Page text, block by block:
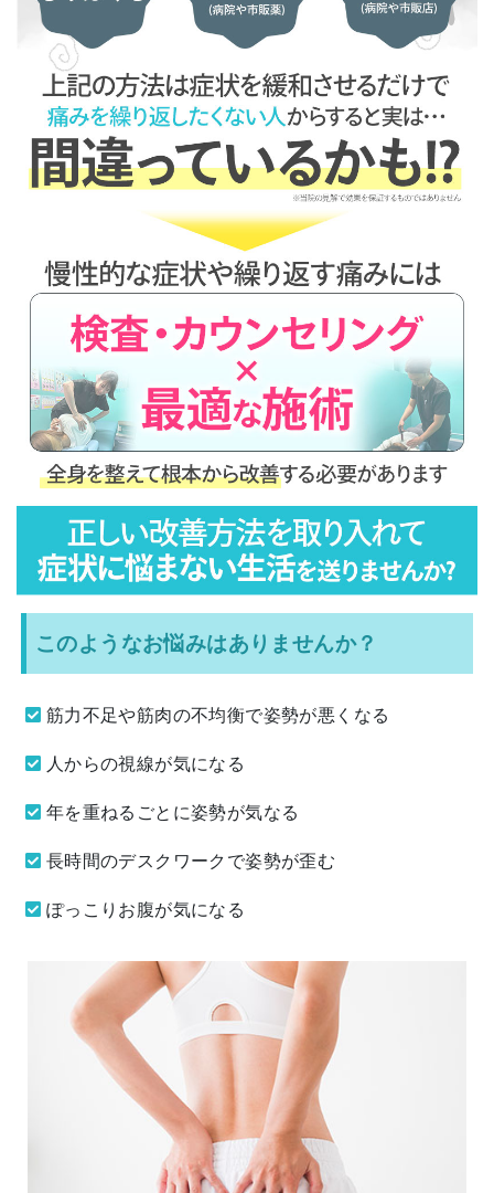
このようなお悩みはありませんか？
筋力不足や筋肉の不均衡で姿勢が悪くなる
人からの視線が気になる
年を重ねるごとに姿勢が気なる
長時間のデスクワークで姿勢が歪む
ぽっこりお腹が気になる